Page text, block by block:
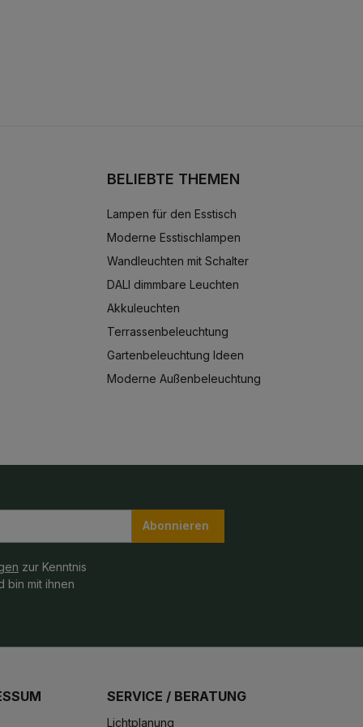
BELIEBTE THEMEN
Lampen für den Esstisch
Moderne Esstischlampen
Wandleuchten mit Schalter
DALI dimmbare Leuchten
Akkuleuchten
Terrassenbeleuchtung
Gartenbeleuchtung Ideen
Moderne Außenbeleuchtung
Abonnieren
zur Kenntnis
bin mit ihnen
SERVICE / BERATUNG
Lichtplanung